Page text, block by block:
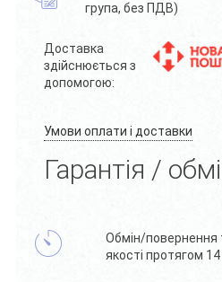
група, без ПДВ)
Доставка
здійснюється з
допомогою:
Умови оплати і доставки
Гарантія /
Обмін/повернення
якості протягом 14